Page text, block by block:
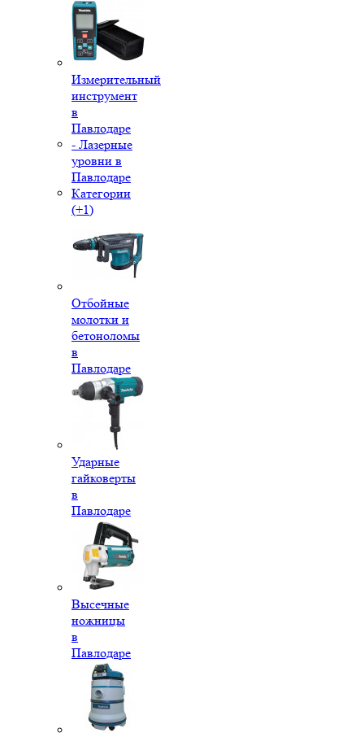
Измерительный
инструмент
в
Павлодаре
- Лазерные
уровни в
Павлодаре
Категории
(+1)
Отбойные
молотки и
бетоноломы
в
Павлодаре
Ударные
гайковерты
в
Павлодаре
Высечные
ножницы
в
Павлодаре